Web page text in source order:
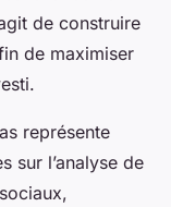
de construire
de maximiser
représente
sur l’analyse de